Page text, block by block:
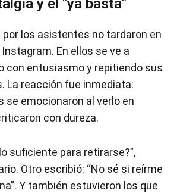
y el "ya basta"
por los asistentes no tardaron en
En ellos se ve a
con entusiasmo y repitiendo sus
La reacción fue inmediata:
se emocionaron al verlo en
con dureza.
suficiente para retirarse?”,
Otro escribió: “No sé si reírme
Y también estuvieron los que